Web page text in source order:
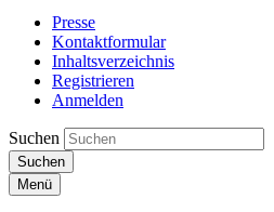
Presse
Kontaktformular
Inhaltsverzeichnis
Registrieren
Anmelden
Suchen
Suchen
Menü